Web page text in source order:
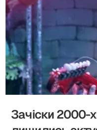
Зачіски 2000-